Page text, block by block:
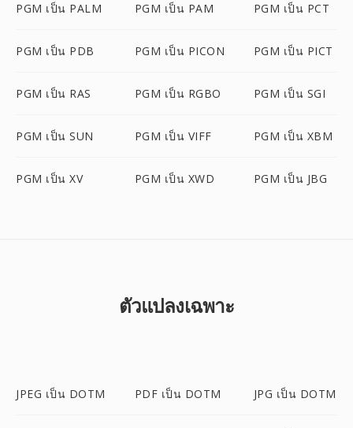
PGM เป็น PALM PGM เป็น PAM PGM เป็น PCT
PGM เป็น PDB PGM เป็น PICON PGM เป็น PICT
PGM เป็น RAS PGM เป็น RGBO PGM เป็น SGI
PGM เป็น SUN PGM เป็น VIFF PGM เป็น XBM
PGM เป็น XV PGM เป็น XWD PGM เป็น JBG
ตัวแปลงเฉพาะ
JPEG เป็น DOTM PDF เป็น DOTM JPG เป็น DOTM